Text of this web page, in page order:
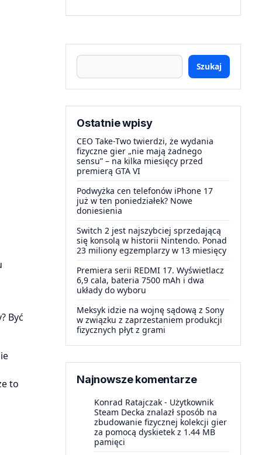
Być
to
Szukaj
Ostatnie wpisy
CEO Take-Two twierdzi, że wydania
fizyczne gier „nie mają żadnego
sensu” – na kilka miesięcy przed
premierą GTA VI
Podwyżka cen telefonów iPhone 17
już w ten poniedziałek? Nowe
doniesienia
Switch 2 jest najszybciej sprzedającą
się konsolą w historii Nintendo. Ponad
23 miliony egzemplarzy w 13 miesięcy
Premiera serii REDMI 17. Wyświetlacz
6,9 cala, bateria 7500 mAh i dwa
układy do wyboru
Meksyk idzie na wojnę sądową z Sony
w związku z zaprzestaniem produkcji
fizycznych płyt z grami
Najnowsze komentarze
Konrad Ratajczak - Użytkownik
Steam Decka znalazł sposób na
zbudowanie fizycznej kolekcji gier
za pomocą dyskietek z 1.44 MB
pamięci